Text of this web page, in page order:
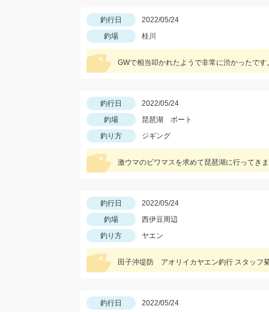
釣行日
2022/05/24
釣場
桂川
GWで相当叩かれたようで非常に渋かったで
釣行日
2022/05/24
釣場
琵琶湖 ボート
釣り方
ジギング
激ウマのビワマスを求めて琵琶湖に行ってき
釣行日
2022/05/24
釣場
西伊豆周辺
釣り方
ヤエン
田子沖堤防 アオリイカヤエン釣行 スタッ
釣行日
2022/05/24